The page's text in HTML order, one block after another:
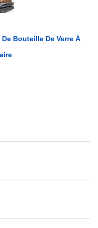
Bouteille De Verre À